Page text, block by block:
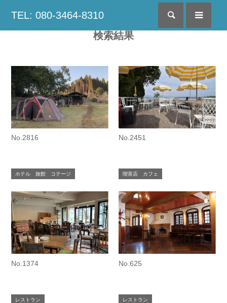
TEL: 080-3464-8310 検索
検索結果
No.2816
ホテル 旅館 コテージ
No.2451
喫茶店 カフェ
No.1374
レストラン
No.625
レストラン